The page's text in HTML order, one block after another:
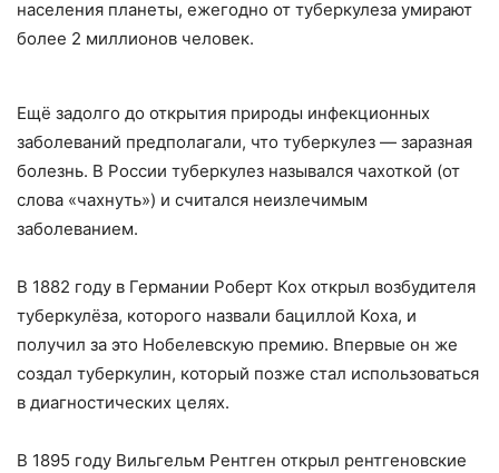
населения планеты, ежегодно от туберкулеза умирают
более 2 миллионов человек.
Ещё задолго до открытия природы инфекционных
заболеваний предполагали, что туберкулез — заразная
болезнь. В России туберкулез назывался чахоткой (от
слова «чахнуть») и считался неизлечимым
заболеванием.
В 1882 году в Германии Роберт Кох открыл возбудителя
туберкулёза, которого назвали бациллой Коха, и
получил за это Нобелевскую премию. Впервые он же
создал туберкулин, который позже стал использоваться
в диагностических целях.
В 1895 году Вильгельм Рентген открыл рентгеновские